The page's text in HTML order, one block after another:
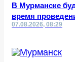
В Мурманске
время
07.08.2026, 08:29